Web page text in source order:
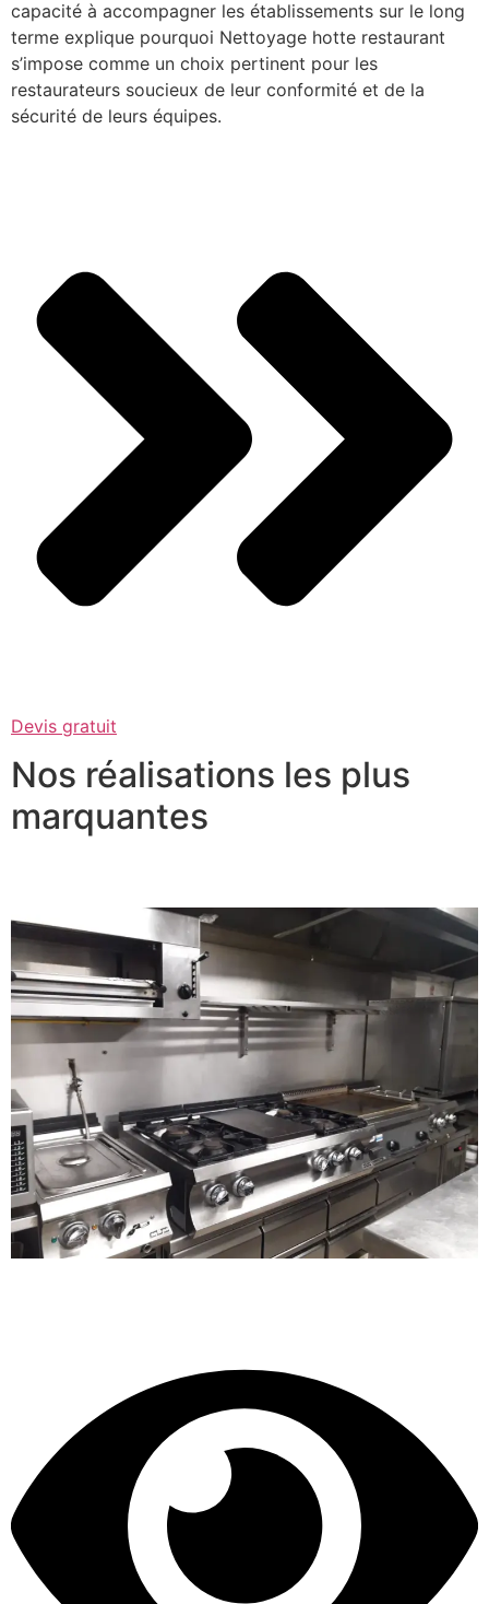
capacité à accompagner les établissements sur le long
terme explique pourquoi Nettoyage hotte restaurant
s’impose comme un choix pertinent pour les
restaurateurs soucieux de leur conformité et de la
sécurité de leurs équipes.
Devis gratuit
Nos réalisations les plus
marquantes